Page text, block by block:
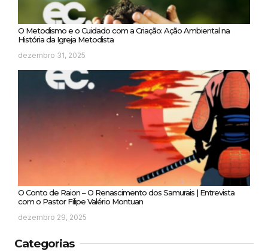
O Metodismo e o Cuidado com a Criação: Ação Ambiental na
História da Igreja Metodista
dezembro 31, 2025
O Conto de Raion – O Renascimento dos Samurais | Entrevista
com o Pastor Filipe Valério Montuan
dezembro 29, 2025
Categorias